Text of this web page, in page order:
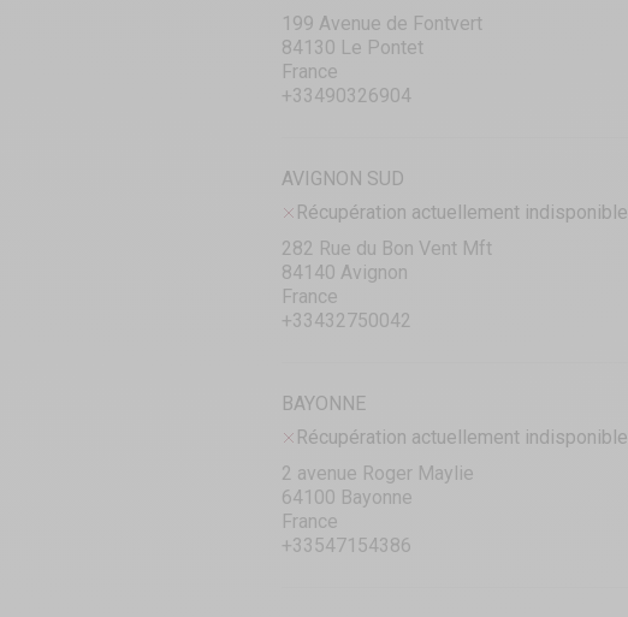
199 Avenue de Fontvert
84130 Le Pontet
France
+33490326904
AVIGNON SUD
Récupération actuellement indisponible
282 Rue du Bon Vent Mft
84140 Avignon
France
+33432750042
BAYONNE
Récupération actuellement indisponible
2 avenue Roger Maylie
64100 Bayonne
France
+33547154386